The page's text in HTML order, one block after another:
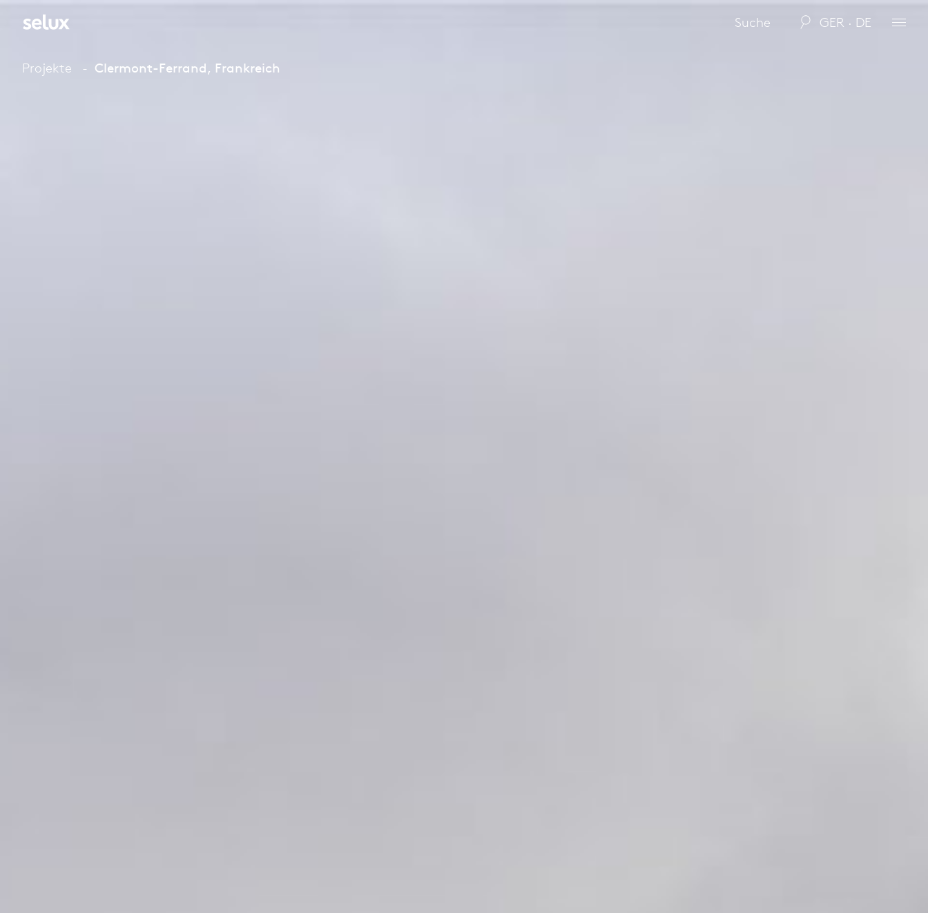
GER · DE
Projekte Clermont-Ferrand, Frankreich